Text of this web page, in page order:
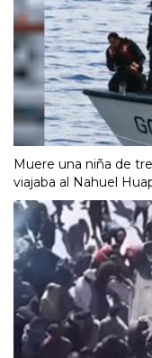
Muere una niña de
viajaba al Nahuel